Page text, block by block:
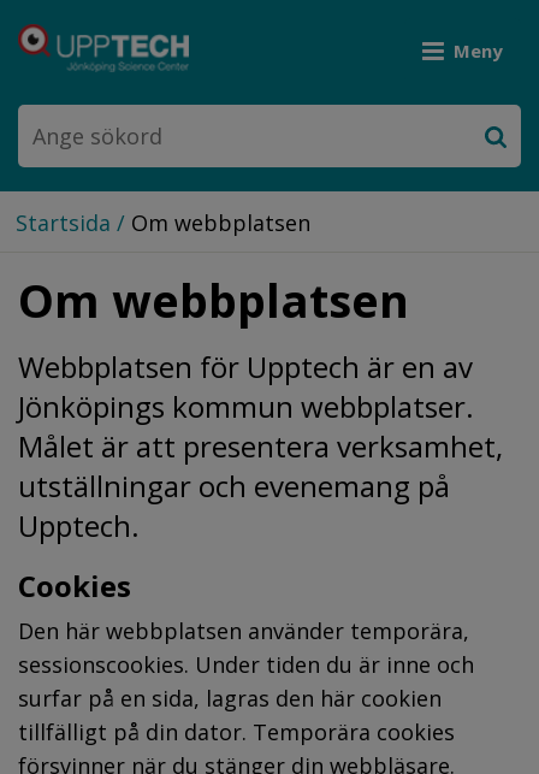
Meny
Startsida / Om webbplatsen
Om webbplatsen
Webbplatsen för Upptech är en av
Jönköpings kommun webbplatser.
Målet är att presentera verksamhet,
utställningar och evenemang på
Upptech.
Cookies
Den här webbplatsen använder temporära,
sessionscookies. Under tiden du är inne och
surfar på en sida, lagras den här cookien
tillfälligt på din dator. Temporära cookies
försvinner när du stänger din webbläsare.